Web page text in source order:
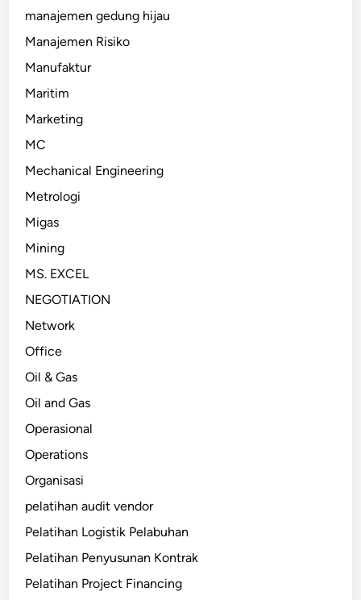
manajemen gedung hijau
Manajemen Risiko
Manufaktur
Maritim
Marketing
MC
Mechanical Engineering
Metrologi
Migas
Mining
MS. EXCEL
NEGOTIATION
Network
Office
Oil & Gas
Oil and Gas
Operasional
Operations
Organisasi
pelatihan audit vendor
Pelatihan Logistik Pelabuhan
Pelatihan Penyusunan Kontrak
Pelatihan Project Financing